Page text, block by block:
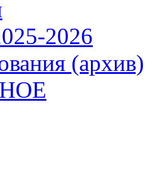
2026
(архив)